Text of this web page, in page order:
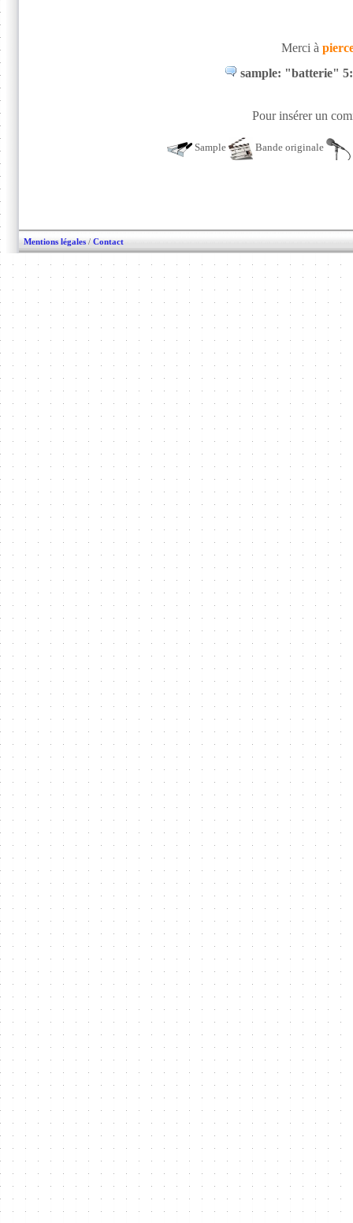
Merci à
sample: "batterie"
Pour insérer un
Sample Bande originale
Mentions légales / Contact